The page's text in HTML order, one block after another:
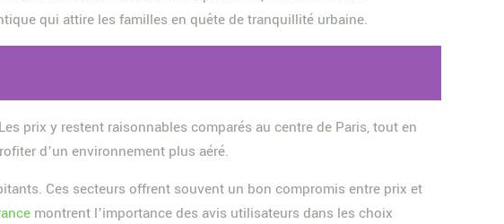
qui attire les familles en quête de tranquillité urbaine.
prix y restent raisonnables comparés au centre de Paris, tout en
d’un environnement plus aéré.
Ces secteurs offrent souvent un bon compromis entre prix et
montrent l’importance des avis utilisateurs dans les choix